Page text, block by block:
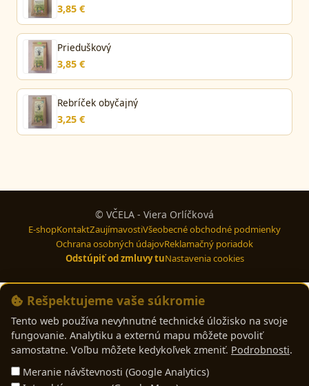
3,85 €
Prieduškový
3,85 €
Rebríček obyčajný
3,25 €
© VČELA - Viera Orlíčková
E-shopKontaktZaujímavostiVšeobecné obchodné podmienky
Ochrana osobných údajovReklamačný poriadok
Odstúpiť od zmluvy tuNastavenia cookies
Rešpektujeme vaše súkromie
Tento web používa nevyhnutné technické úložisko na svoje
fungovanie. Analytiku a externú mapu môžete povoliť
samostatne. Voľbu môžete kedykoľvek zmeniť. Podrobnosti.
Meranie návštevnosti (Google Analytics)